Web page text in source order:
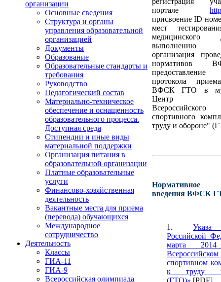
организации
Основные сведения
Структура и органы
управления образовательной
организацией
Документы
Образование
Образовательные стандарты и
требования
Руководство
Педагогический состав
Материально-техническое
обеспечение и оснащенность
образовательного процесса.
Доступная среда
Стипендии и иные виды
материальной поддержки
Организация питания в
образовательной организации
Платные образовательные
услуги
Финансово-хозяйственная
деятельность
Вакантные места для приема
(перевода) обучающихся
Международное
сотрудничество
Деятельность
Классы
ГИА-11
ГИА-9
Всероссийская олимпиада
портале
присвоение ID
мест
выполнению
организация
нормативов
протокола
ВФСК ГТО в
Центр
Всероссийского
спортивного
труду и обороне"
Нормативное
введения ВФСК
1. Указа
Российской
марта
спортивном
к труду
(ГТО)» [PDF]